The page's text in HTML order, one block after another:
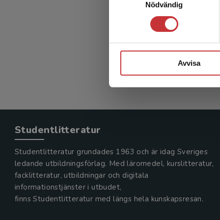
Nödvändig
Avvisa
Vad
381 kr
Exkl.
Studentlitteratur
Studentlitteratur grundades 1963 och är idag Sveriges
ledande utbildningsförlag. Med läromedel, kurslitteratur,
facklitteratur, utbildningar och digitala
informationstjänster i utbudet,
finns Studentlitteratur med längs hela kunskapsresan.